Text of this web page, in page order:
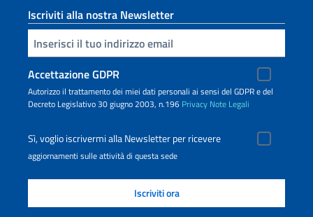
Iscriviti alla nostra Newsletter
Inserisci la tua email
Accettazione GDPR
Autorizzo il trattamento dei miei dati personali ai sensi del GDPR e del
Decreto Legislativo 30 giugno 2003, n.196 Privacy Note Legali
Sì, voglio iscrivermi alla Newsletter per ricevere
aggiornamenti sulle attività di questa sede